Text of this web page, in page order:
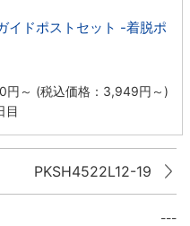
イドポストセット -着脱ポ
円 ～ (税込価格： 3,949円 ～)
目
PKSH4522L12-19
---